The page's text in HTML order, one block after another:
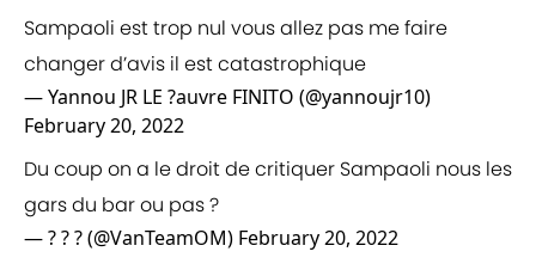
Sampaoli est trop nul vous allez pas me faire
changer d’avis il est catastrophique
— Yannou JR LE ?️auvre FINITO (@yannoujr10)
February 20, 2022
Du coup on a le droit de critiquer Sampaoli nous les
gars du bar ou pas ?
— ? ? ? (@VanTeamOM) February 20, 2022